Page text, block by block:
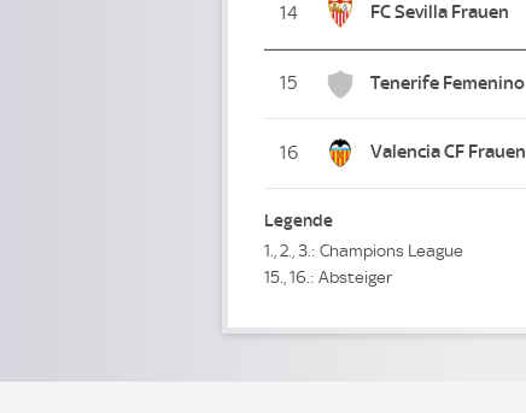
14 FC Sevilla Frauen
15 Tenerife Femenino
16 Valencia CF Frauen
Legende
1., 2., 3.: Champions League
15., 16.: Absteiger